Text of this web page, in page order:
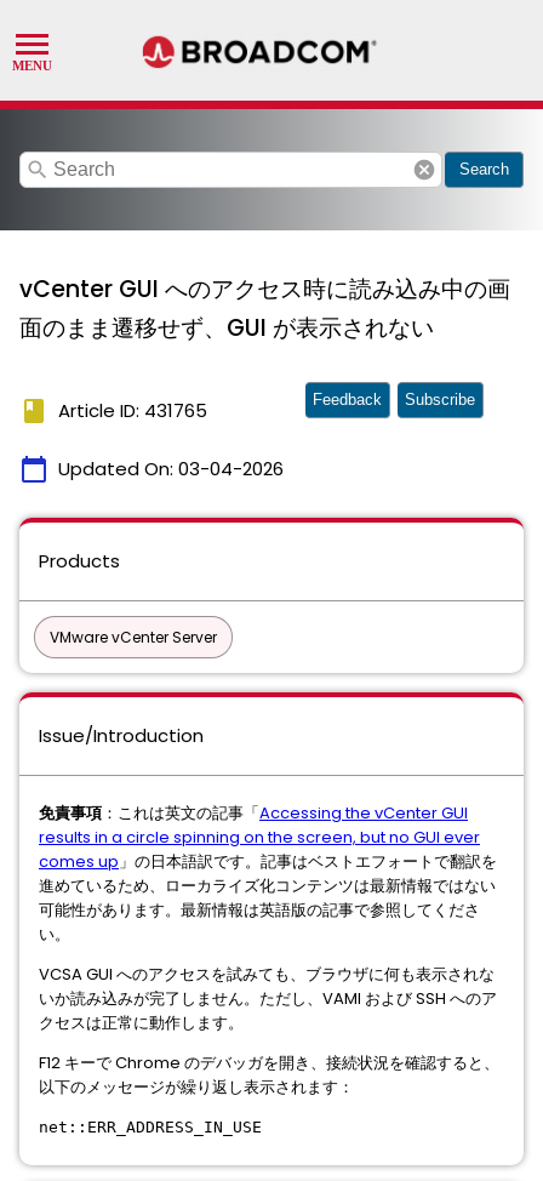
search cancel Search
vCenter GUI へのアクセス時に読み込み中の画
面のまま遷移せず、GUI が表示されない
book Article ID: 431765
calendar_today Updated On: 03-04-2026
Feedback Subscribe
Products
VMware vCenter Server
Issue/Introduction
免責事項 ：これは英文の記事「Accessing the vCenter GUI
results in a circle spinning on the screen, but no GUI ever
comes up」の日本語訳です。記事はベストエフォートで翻訳を
進めているため、ローカライズ化コンテンツは最新情報ではない
可能性があります。最新情報は英語版の記事で参照してくださ
い。
VCSA GUI へのアクセスを試みても、ブラウザに何も表示されな
いか読み込みが完了しません。ただし、VAMI および SSH へのア
クセスは正常に動作します。
F12 キーで Chrome のデバッガを開き、接続状況を確認すると、
以下のメッセージが繰り返し表示されます：
net::ERR_ADDRESS_IN_USE